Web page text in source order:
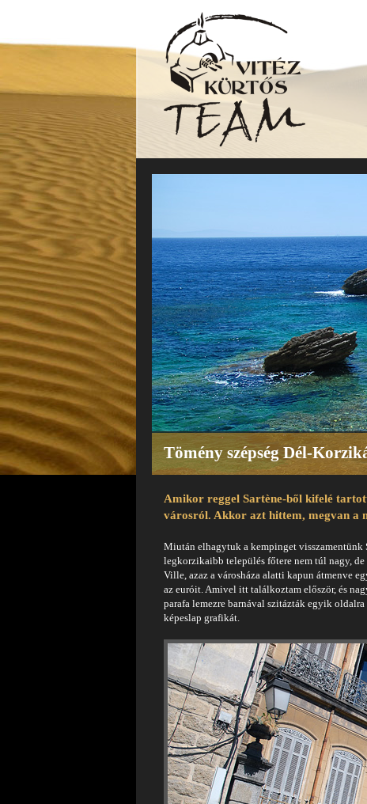
Tömény szépség Dél-
Amikor reggel Sartène-ből kifelé
városról. Akkor azt hittem, megvan a
Miután elhagytuk a kempinget
legkorzikaibb település főtere nem túl nagy,
Ville, azaz a városháza alatti kapun átmenve
az euróit. Amivel itt találkoztam először, és
parafa lemezre barnával szitázták egyik
képeslap grafikát.